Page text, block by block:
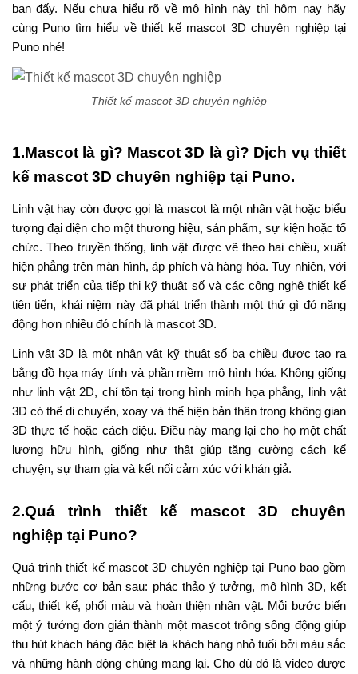
bạn đấy. Nếu chưa hiểu rõ về mô hình này thì hôm nay hãy
cùng Puno tìm hiểu về thiết kế mascot 3D chuyên nghiệp tại
Puno nhé!
Thiết kế mascot 3D chuyên nghiệp
1.Mascot là gì? Mascot 3D là gì? Dịch vụ thiết
kế mascot 3D chuyên nghiệp tại Puno.
Linh vật hay còn được gọi là mascot là một nhân vật hoặc biểu
tượng đại diện cho một thương hiệu, sản phẩm, sự kiện hoặc tổ
chức. Theo truyền thống, linh vật được vẽ theo hai chiều, xuất
hiện phẳng trên màn hình, áp phích và hàng hóa. Tuy nhiên, với
sự phát triển của tiếp thị kỹ thuật số và các công nghệ thiết kế
tiên tiến, khái niệm này đã phát triển thành một thứ gì đó năng
động hơn nhiều đó chính là mascot 3D.
Linh vật 3D là một nhân vật kỹ thuật số ba chiều được tạo ra
bằng đồ họa máy tính và phần mềm mô hình hóa. Không giống
như linh vật 2D, chỉ tồn tại trong hình minh họa phẳng, linh vật
3D có thể di chuyển, xoay và thể hiện bản thân trong không gian
3D thực tế hoặc cách điệu. Điều này mang lại cho họ một chất
lượng hữu hình, giống như thật giúp tăng cường cách kể
chuyện, sự tham gia và kết nối cảm xúc với khán giả.
2.Quá trình thiết kế mascot 3D chuyên
nghiệp tại Puno?
Quá trình thiết kế mascot 3D chuyên nghiệp tại Puno bao gồm
những bước cơ bản sau: phác thảo ý tưởng, mô hình 3D, kết
cấu, thiết kế, phối màu và hoàn thiện nhân vật. Mỗi bước biến
một ý tưởng đơn giản thành một mascot trông sống động giúp
thu hút khách hàng đặc biệt là khách hàng nhỏ tuổi bởi màu sắc
và những hành động chúng mang lại. Cho dù đó là video được